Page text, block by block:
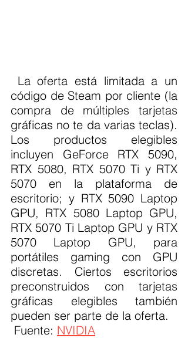
código de Steam por cliente (la
compra de múltiples tarjetas
gráficas no te da varias teclas).
Los productos elegibles
incluyen GeForce RTX 5090,
RTX 5080, RTX 5070 Ti y RTX
5070 en la plataforma de
escritorio; y RTX 5090 Laptop
GPU, RTX 5080 Laptop GPU,
RTX 5070 Ti Laptop GPU y RTX
5070 Laptop GPU, para
portátiles gaming con GPU
discretas. Ciertos escritorios
preconstruidos con tarjetas
gráficas elegibles también
pueden ser parte de la oferta.
Fuente: NVIDIA